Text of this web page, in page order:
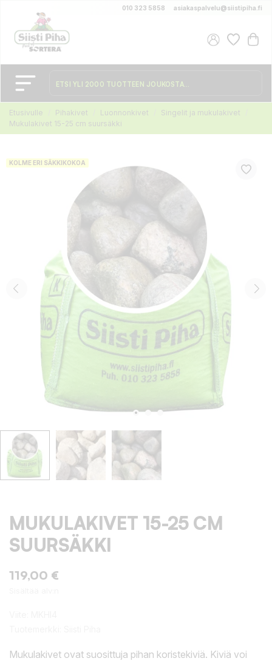
010 323 5858 asiakaspalvelu@siistipiha.fi
Etusivulle Pihakivet Luonnonkivet
Singelit ja mukulakivet
Mukulakivet 15-25 cm suursäkki
KOLME ERI SÄKKIKOKOA
MUKULAKIVET 15-25 CM
SUURSÄKKI
119,00 €
Mukulakivet ovat suosittuja pihan koristekiviä. Kiviä voi